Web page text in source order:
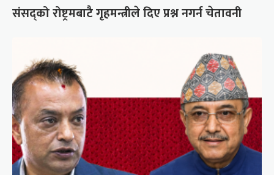
संसद्को रोष्ट्रमबाटै गृहमन्त्रीले दिए प्रश्न नगर्न चेतावनी